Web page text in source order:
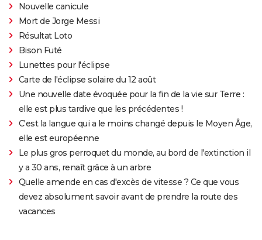
Nouvelle canicule
Mort de Jorge Messi
Résultat Loto
Bison Futé
Lunettes pour l'éclipse
Carte de l'éclipse solaire du 12 août
Une nouvelle date évoquée pour la fin de la vie sur Terre :
elle est plus tardive que les précédentes !
C'est la langue qui a le moins changé depuis le Moyen Âge,
elle est européenne
Le plus gros perroquet du monde, au bord de l'extinction il
y a 30 ans, renaît grâce à un arbre
Quelle amende en cas d'excès de vitesse ? Ce que vous
devez absolument savoir avant de prendre la route des
vacances